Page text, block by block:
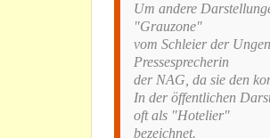
Um andere
"Grauzone"
vom Schleier der
Pressesprecherin
der NAG, da sie den
In der öffentlichen
oft als "Hotelier"
bezeichnet.